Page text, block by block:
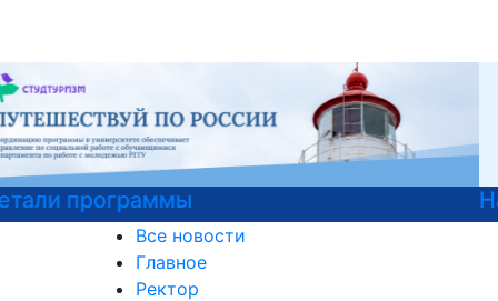
Национальные проекты России
Все новости
Главное
Ректор